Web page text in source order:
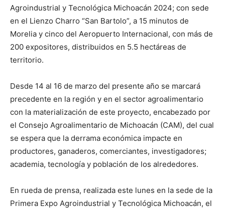
Agroindustrial y Tecnológica Michoacán 2024; con sede
en el Lienzo Charro “San Bartolo”, a 15 minutos de
Morelia y cinco del Aeropuerto Internacional, con más de
200 expositores, distribuidos en 5.5 hectáreas de
territorio.
Desde 14 al 16 de marzo del presente año se marcará
precedente en la región y en el sector agroalimentario
con la materialización de este proyecto, encabezado por
el Consejo Agroalimentario de Michoacán (CAM), del cual
se espera que la derrama económica impacte en
productores, ganaderos, comerciantes, investigadores;
academia, tecnología y población de los alrededores.
En rueda de prensa, realizada este lunes en la sede de la
Primera Expo Agroindustrial y Tecnológica Michoacán, el